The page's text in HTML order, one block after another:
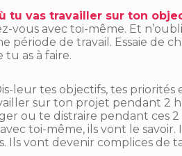
tu vas travailler sur ton
vous avec toi-même. Et
période de travail. Essaie de
as à faire.
leur tes objectifs, tes priorités
sur ton projet pendant 2
ou te distraire pendant ces 2
toi-même, ils vont le savoir.
vont devenir complices de